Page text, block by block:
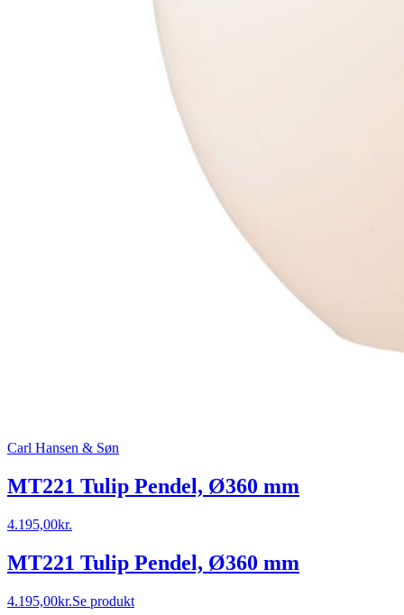
Carl Hansen & Søn
MT221 Tulip Pendel, Ø360 mm
4.195,00kr.
MT221 Tulip Pendel, Ø360 mm
4.195,00kr.Se produkt